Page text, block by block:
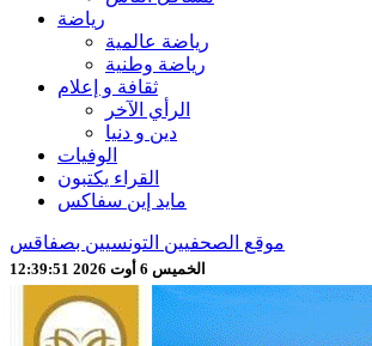
رياضة
رياضة عالمية
رياضة وطنية
ثقافة و إعلام
الرأي الآخر
دين و دنيا
الوفيات
القراء يكتبون
مايد إين سفاكس
موقع الصحفيين التونسيين بصفاقس
الخميس 6 أوت 2026 12:39:53